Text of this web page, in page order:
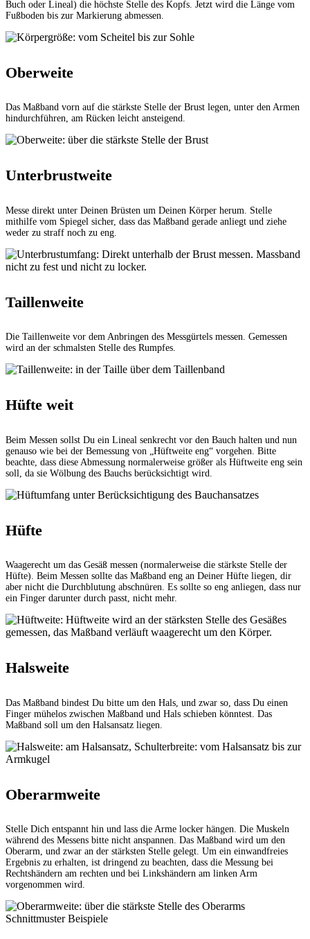
Buch oder Lineal) die höchste Stelle des Kopfs. Jetzt wird die Länge vom
Fußboden bis zur Markierung abmessen.
Oberweite
Das Maßband vorn auf die stärkste Stelle der Brust legen, unter den Armen
hindurchführen, am Rücken leicht ansteigend.
Unterbrustweite
Messe direkt unter Deinen Brüsten um Deinen Körper herum. Stelle
mithilfe vom Spiegel sicher, dass das Maßband gerade anliegt und ziehe
weder zu straff noch zu eng.
Taillenweite
Die Taillenweite vor dem Anbringen des Messgürtels messen. Gemessen
wird an der schmalsten Stelle des Rumpfes.
Hüfte weit
Beim Messen sollst Du ein Lineal senkrecht vor den Bauch halten und nun
genauso wie bei der Bemessung von „Hüftweite eng“ vorgehen. Bitte
beachte, dass diese Abmessung normalerweise größer als Hüftweite eng sein
soll, da sie Wölbung des Bauchs berücksichtigt wird.
Hüfte
Waagerecht um das Gesäß messen (normalerweise die stärkste Stelle der
Hüfte). Beim Messen sollte das Maßband eng an Deiner Hüfte liegen, dir
aber nicht die Durchblutung abschnüren. Es sollte so eng anliegen, dass nur
ein Finger darunter durch passt, nicht mehr.
Halsweite
Das Maßband bindest Du bitte um den Hals, und zwar so, dass Du einen
Finger mühelos zwischen Maßband und Hals schieben könntest. Das
Maßband soll um den Halsansatz liegen.
Oberarmweite
Stelle Dich entspannt hin und lass die Arme locker hängen. Die Muskeln
während des Messens bitte nicht anspannen. Das Maßband wird um den
Oberarm, und zwar an der stärksten Stelle gelegt. Um ein einwandfreies
Ergebnis zu erhalten, ist dringend zu beachten, dass die Messung bei
Rechtshändern am rechten und bei Linkshändern am linken Arm
vorgenommen wird.
Schnittmuster Beispiele